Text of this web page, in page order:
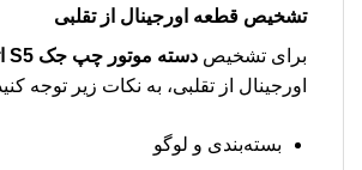
تشخیص قطعه اورجینال از تقلبی
برای تشخیص دسته موتور چپ جک S5 اتومات
اورجینال از تقلبی، به نکات زیر توجه
بسته‌بندی و لوگو